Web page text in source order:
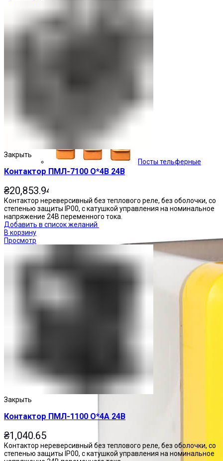
Кнопочные посты
Посты тельферные
Закрыть
Контактор ПМЛ-7100 О*4В 24В
₴20,853.94
Контактор нереверсивный без теплового реле, без оболочки, со
степенью защиты IP00, с катушкой управления на номинальное
напряжение 24В переменного тока.
Добавить в список желаний
В корзину
Просмотр
Закрыть
Контактор ПМЛ-1100 О*4А 24В
₴1,040.65
Контактор нереверсивный без теплового реле, без оболочки, со
степенью защиты IP00, с катушкой управления на номинальное